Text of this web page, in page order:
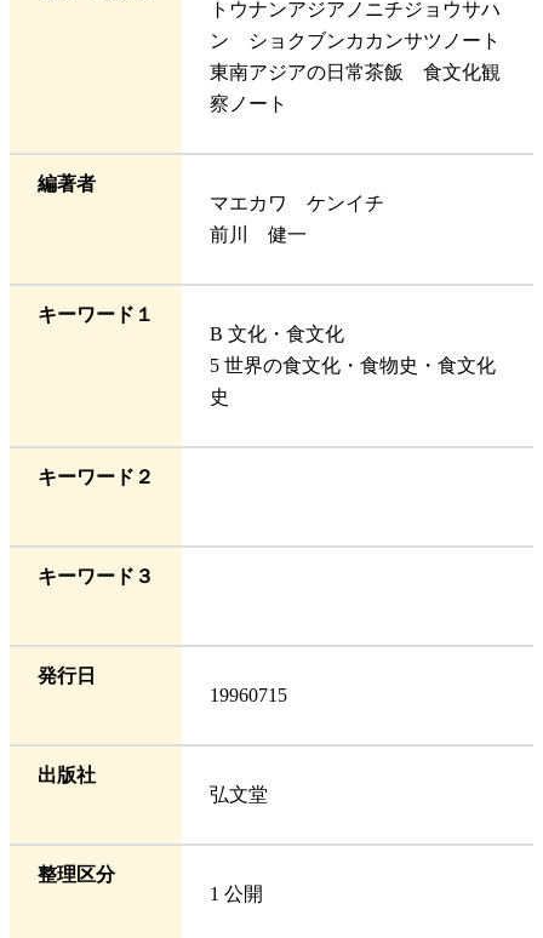
トウナンアジアノニチジョウサハ
ン ショクブンカカンサツノート
東南アジアの日常茶飯 食文化観
察ノート
編著者
マエカワ ケンイチ
前川 健一
キーワード１
B 文化・食文化
5 世界の食文化・食物史・食文化
史
キーワード２
キーワード３
発行日
19960715
出版社
弘文堂
整理区分
1 公開